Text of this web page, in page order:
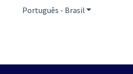
Português - Brasil Mostrar